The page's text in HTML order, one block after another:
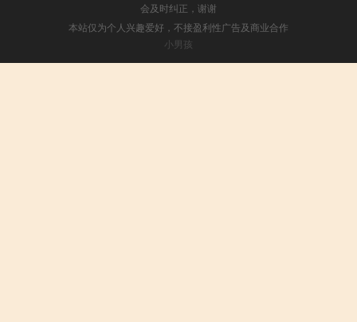
会及时纠正，谢谢
本站仅为个人兴趣爱好，不接盈利性广告及商业合作
小男孩